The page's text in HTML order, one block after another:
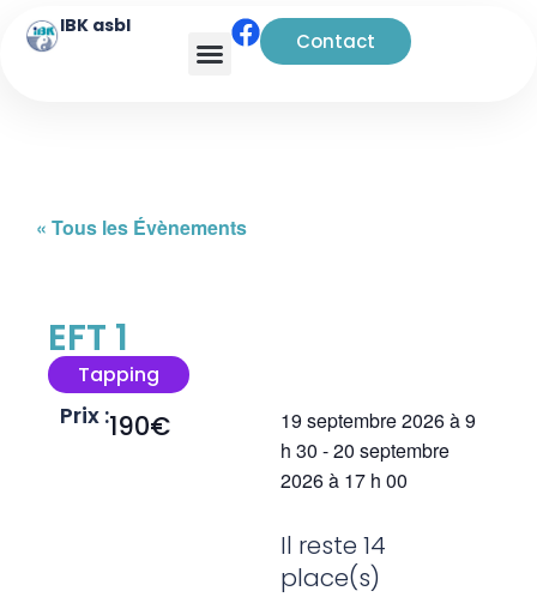
IBK asbl
Contact
« Tous les Évènements
EFT 1
Tapping
Prix :190€ 19 septembre 2026à9
h 30 -20 septembre
2026à 17 h 00
Il reste 14
place(s)